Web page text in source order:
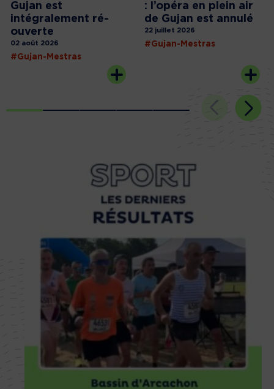
Gujan est
intégralement ré-
ouverte
02 août 2026
#Gujan-Mestras
: l’opéra en plein air
de Gujan est annulé
22 juillet 2026
#Gujan-Mestras